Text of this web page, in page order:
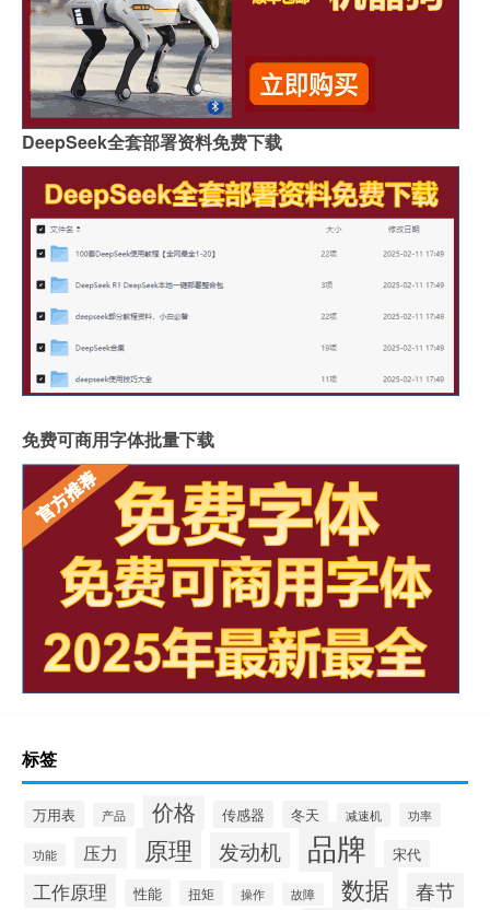
DeepSeek全套部署资料免费下载
免费可商用字体批量下载
标签
万用表 产品 价格 传感器 冬天 减速机 功率
功能 压力 原理 发动机 品牌 宋代
工作原理 性能 扭矩 操作 故障 数据 春节